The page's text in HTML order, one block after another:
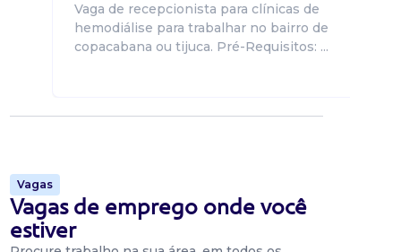
Vaga de recepcionista para clínicas de
hemodiálise para trabalhar no bairro de
copacabana ou tijuca. Pré-Requisitos: ...
Vagas
Vagas de emprego onde você
estiver